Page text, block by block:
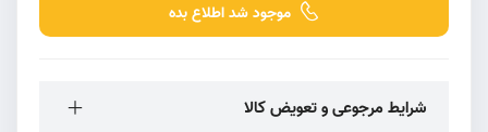
موجود شد اطلاع بده
شرایط مرجوعی و تعویض کالا